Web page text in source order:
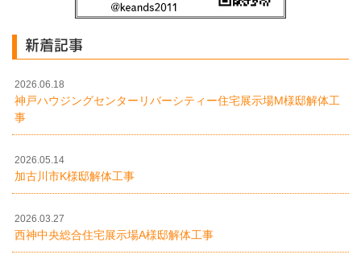
新着記事
2026.06.18
神戸ハウジングセンターリバーシティー住宅展示場M様邸解体工
事
2026.05.14
加古川市K様邸解体工事
2026.03.27
西神中央総合住宅展示場A様邸解体工事